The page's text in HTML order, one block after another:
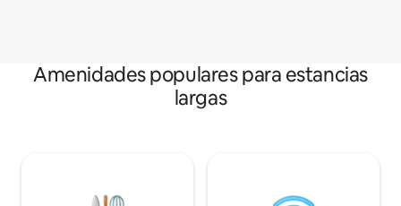
Amenidades populares para estancias
largas